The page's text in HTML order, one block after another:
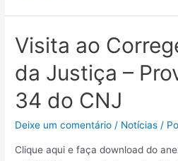
Visita ao
da Justiça –
34 do CNJ
Deixe um comentário / Notícias /
Clique aqui e faça download do